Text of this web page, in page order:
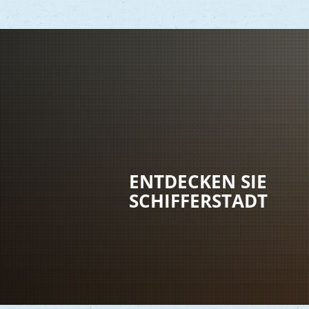
ENTDECKEN SIE
SCHIFFERSTADT